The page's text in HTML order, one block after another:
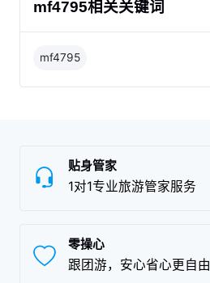
mf4795相关关键词
mf4795
贴身管家
1对1专业旅游管家服务
零操心
跟团游，安心省心更自由